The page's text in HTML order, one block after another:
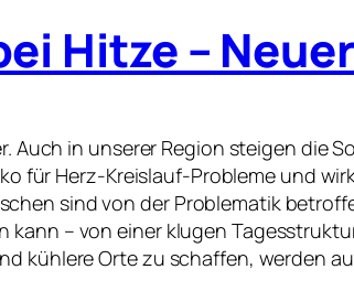
Hitze –
Auch in unserer Region steigen die
für Herz-Kreislauf-Probleme und
sind von der Problematik
– von einer klugen
kühlere Orte zu schaffen, werden